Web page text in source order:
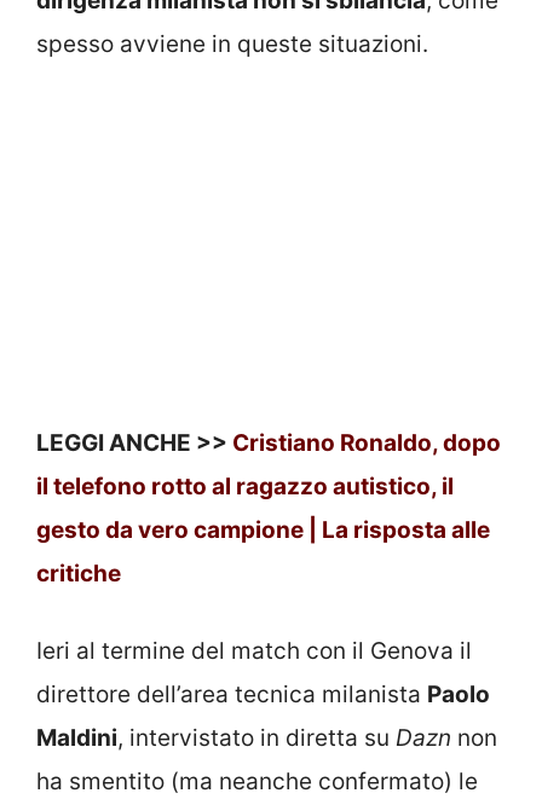
spesso avviene in queste situazioni.
LEGGI ANCHE >> Cristiano Ronaldo, dopo
il telefono rotto al ragazzo autistico, il
gesto da vero campione | La risposta alle
critiche
Ieri al termine del match con il Genova il
direttore dell’area tecnica milanista Paolo
Maldini , intervistato in diretta su Dazn non
ha smentito (ma neanche confermato) le